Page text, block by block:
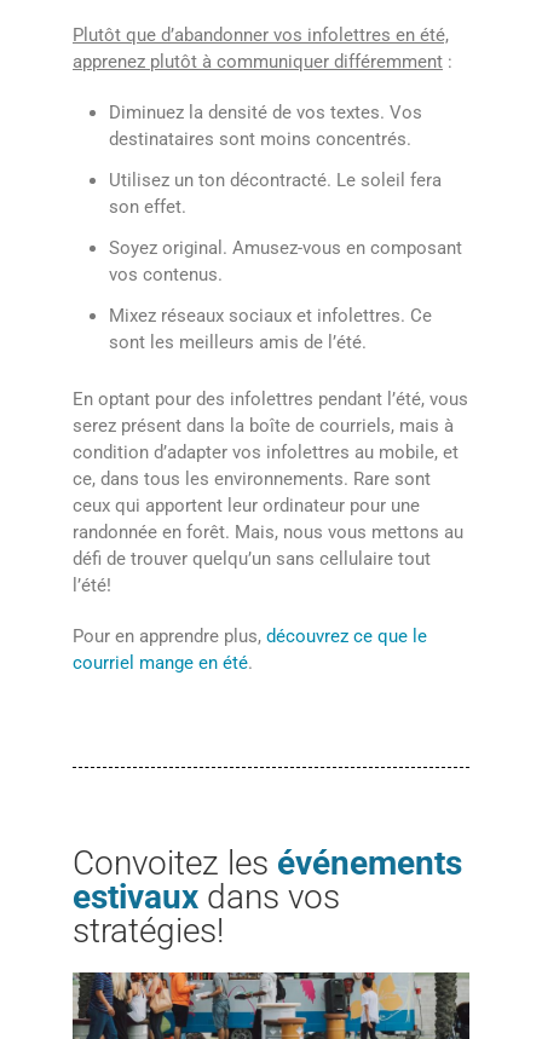
Plutôt que d’abandonner vos infolettres en été,
apprenez plutôt à communiquer différemment :
Diminuez la densité de vos textes. Vos
destinataires sont moins concentrés.
Utilisez un ton décontracté. Le soleil fera
son effet.
Soyez original. Amusez-vous en composant
vos contenus.
Mixez réseaux sociaux et infolettres. Ce
sont les meilleurs amis de l’été.
En optant pour des infolettres pendant l’été, vous
serez présent dans la boîte de courriels, mais à
condition d’adapter vos infolettres au mobile, et
ce, dans tous les environnements. Rare sont
ceux qui apportent leur ordinateur pour une
randonnée en forêt. Mais, nous vous mettons au
défi de trouver quelqu’un sans cellulaire tout
l’été!
Pour en apprendre plus, découvrez ce que le
courriel mange en été.
Convoitez les événements
estivaux dans vos
stratégies!